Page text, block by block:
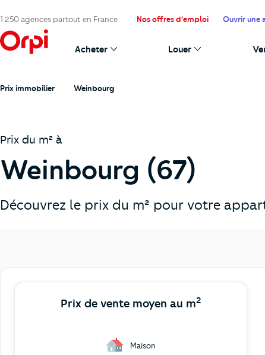
1 250 agences partout en France Nos offres d'emploi Ouvrir une
Acheter Louer
Prix immobilier Weinbourg
Prix du m² à
Weinbourg (67)
Découvrez le prix du m² pour votre
Prix de vente moyen au m2
Maison